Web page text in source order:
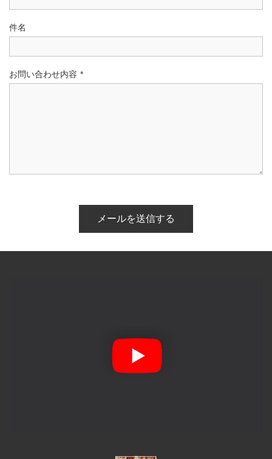
件名
お問い合わせ内容 *